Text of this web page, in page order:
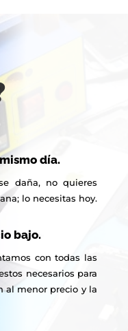
día.
daña, no quieres
lo necesitas hoy.
bajo.
con todas las
necesarios para
al menor precio y la